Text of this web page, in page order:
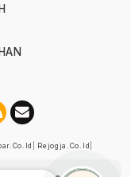
Rejogja.co.id